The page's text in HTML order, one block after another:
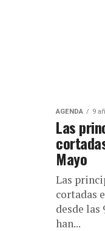
AGENDA 9
Las
Mayo
Las
cortadas
desde las
han...